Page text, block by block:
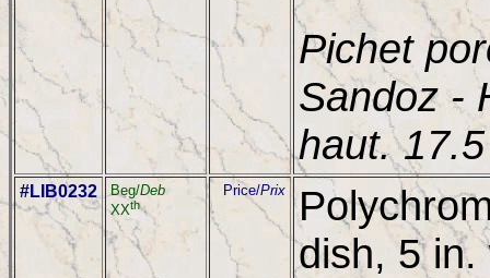
Pichet
Sandoz -
haut.
#LIB0232 Beg/Deb
XXth
Price/Prix
dish, 5 in.